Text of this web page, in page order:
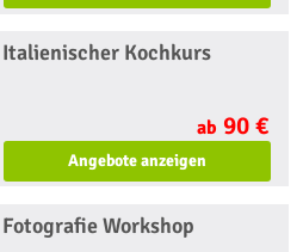
Italienischer Kochkurs
ab 90 €
Angebote anzeigen
Fotografie Workshop